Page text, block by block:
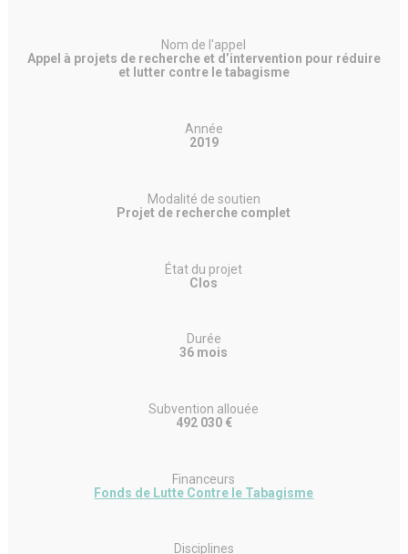
Nom de l'appel
Appel à projets de recherche et d’intervention pour réduire
et lutter contre le tabagisme
Année
2019
Modalité de soutien
Projet de recherche complet
État du projet
Clos
Durée
36 mois
Subvention allouée
492 030 €
Financeurs
Fonds de Lutte Contre le Tabagisme
Disciplines